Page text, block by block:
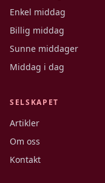
Enkel middag
Billig middag
Sunne middager
Middag i dag
SELSKAPET
Artikler
Om oss
Kontakt